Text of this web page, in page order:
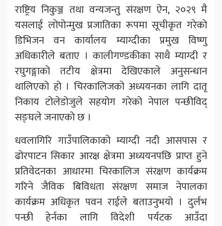
राष्ट्रिय निकुञ्ज तथा वन्यजन्तु संरक्षण ऐन, २०२९ मै
यसलाई लोपोन्मुख प्रजातिका रूपमा सूचीकृत गरेको
डिभिजन वन कार्यालय म्याग्दीका प्रमुख विष्णु
अधिकारीले बताए । कालीगण्डकीका साथै म्याग्दी र
रघुगङ्गाको तटीय क्षेत्रमा देखिएकाले अनुसन्धान
थालिएको हो । चिरकालिजको अध्ययनका लागि दातृ
निकाय टोलेडोजुले सहयोग गरेको नेपाल पन्छीविद्
सङ्घले जनाएको छ ।
धवलागिरि गाउँपालिकाको म्याग्दी नदी आसपास र
ढोरपाटन सिकार आरक्ष क्षेत्रमा अध्ययनपछि प्राप्त हुने
प्रतिवेदनका आधारमा चिरकालिज संरक्षण कार्यक्रम
गरिने जैविक बिविधता संरक्षण समाज नेपालका
कार्यक्रम अधिकृत पवन राईले बताउनुभयो । दुर्लभ
पन्छी हेर्नका लागि विदेशी पर्यटक आउँदा